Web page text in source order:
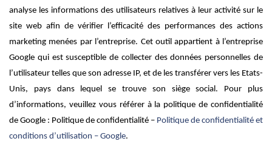
analyse les informations des utilisateurs relatives à leur activité sur le
site web afin de vérifier l’efficacité des performances des actions
marketing menées par l’entreprise. Cet outil appartient à l’entreprise
Google qui est susceptible de collecter des données personnelles de
l’utilisateur telles que son adresse IP, et de les transférer vers les Etats-
Unis, pays dans lequel se trouve son siège social. Pour plus
d’informations, veuillez vous référer à la politique de confidentialité
de Google : Politique de confidentialité – Politique de confidentialité et
conditions d’utilisation – Google.